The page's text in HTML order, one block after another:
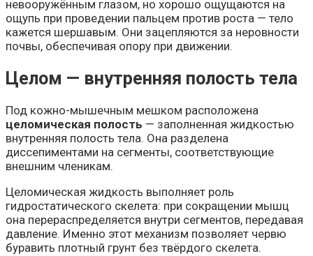
невооружённым глазом, но хорошо ощущаются на
ощупь при проведении пальцем против роста — тело
кажется шершавым. Они зацепляются за неровности
почвы, обеспечивая опору при движении.
Целом — внутренняя полость тела
Под кожно-мышечным мешком расположена
целомическая полость — заполненная жидкостью
внутренняя полость тела. Она разделена
диссепиментами на сегменты, соответствующие
внешним членикам.
Целомическая жидкость выполняет роль
гидростатического скелета: при сокращении мышц
она перераспределяется внутри сегментов, передавая
давление. Именно этот механизм позволяет червю
буравить плотный грунт без твёрдого скелета.